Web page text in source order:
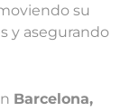
su
y asegurando
Barcelona,